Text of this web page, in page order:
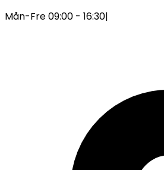
Mån-Fre 09:00 - 16:30|